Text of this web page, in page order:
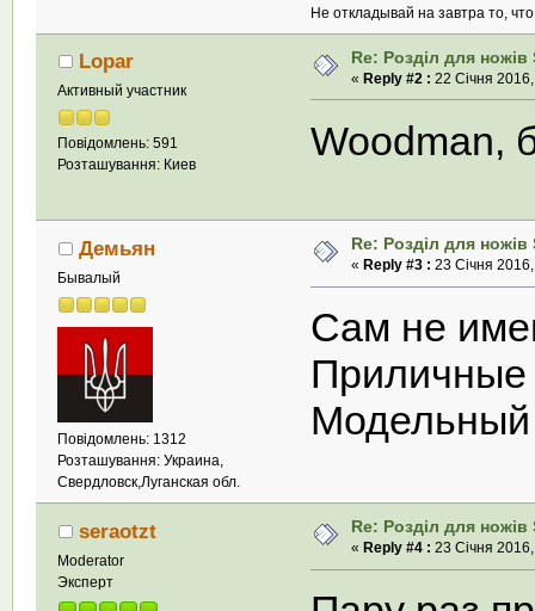
Не откладывай на завтра то,
Lopar
Активный участник
Повідомлень: 591
Розташування: Киев
Re: Розділ для ножів
« Reply #2 : 22 Січня
Woodman,
Демьян
Бывалый
Повідомлень: 1312
Розташування: Украина,
Свердловск,Луганская обл.
Re: Розділ для ножів
« Reply #3 : 23 Січня
Сам не
Модельный
seraotzt
Moderator
Эксперт
Re: Розділ для ножів
« Reply #4 : 23 Січня